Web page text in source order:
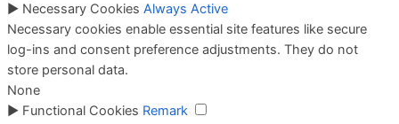
► Necessary Cookies Always Active
Necessary cookies enable essential site features like secure
log-ins and consent preference adjustments. They do not
store personal data.
None
► Functional Cookies Remark